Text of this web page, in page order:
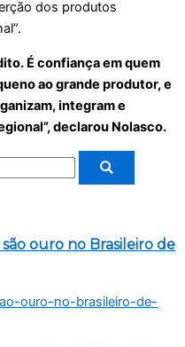
dos produtos
É confiança em quem
ao grande produtor, e
integram e
declarou Nolasco.
ouro no Brasileiro de